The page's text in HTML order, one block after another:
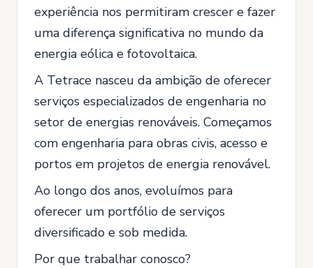
experiência nos permitiram crescer e fazer
uma diferença significativa no mundo da
energia eólica e fotovoltaica.
A Tetrace nasceu da ambição de oferecer
serviços especializados de engenharia no
setor de energias renováveis. Começamos
com engenharia para obras civis, acesso e
portos em projetos de energia renovável.
Ao longo dos anos, evoluímos para
oferecer um portfólio de serviços
diversificado e sob medida.
Por que trabalhar conosco?